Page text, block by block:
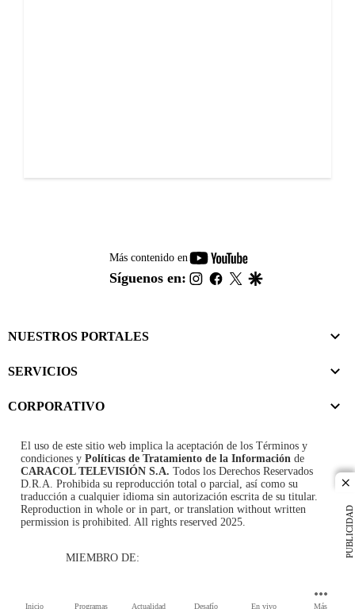
Inicio Programas Actualidad Desafío En vivo Más
PUBLICIDAD
Más contenido en
youtube-
footer
Síguenos en: instagram
facebook
twitter
NUESTROS PORTALES
SERVICIOS
CORPORATIVO
El uso de este sitio web implica la aceptación de los Términos y
condiciones y Políticas de Tratamiento de la Información de
CARACOL TELEVISIÓN S.A. Todos los Derechos Reservados
D.R.A. Prohibida su reproducción total o parcial, así como su
traducción a cualquier idioma sin autorización escrita de su titular.
Reproduction in whole or in part, or translation without written
permission is prohibited. All rights reserved 2025.
MIEMBRO DE: